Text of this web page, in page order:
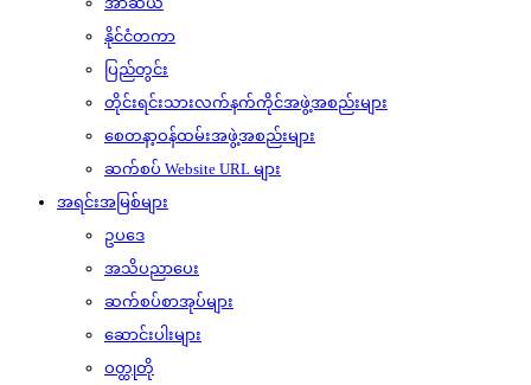
နိုင်ငံတကာ
ပြည်တွင်း
တိုင်းရင်းသားလက်နက်ကိုင်အဖွဲ့အစည်းများ
စေတနာ့ဝန်ထမ်းအဖွဲ့အစည်းများ
ဆက်စပ် Website URL များ
အရင်းအမြစ်များ
ဥပဒေ
အသိပညာပေး
ဆက်စပ်စာအုပ်များ
ဆောင်းပါးများ
ဝတ္ထုတို